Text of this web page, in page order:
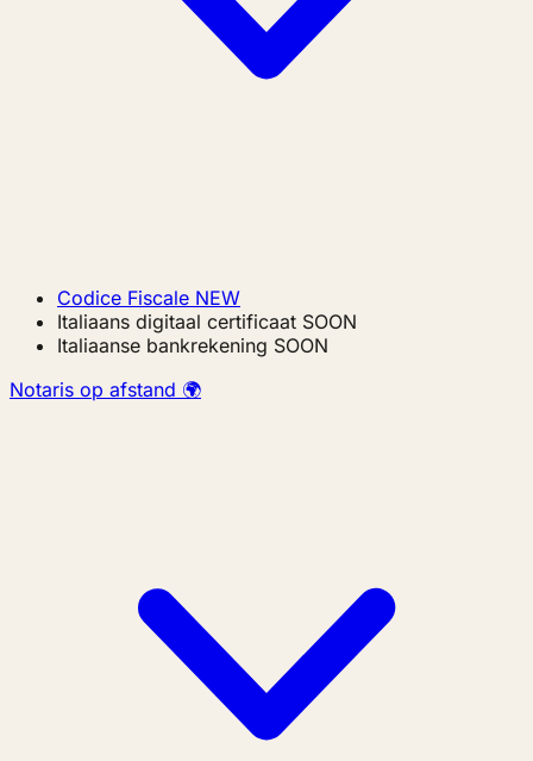
Codice Fiscale NEW
Italiaans digitaal certificaat SOON
Italiaanse bankrekening SOON
Notaris op afstand 🌍